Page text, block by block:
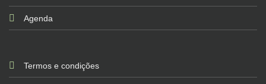
Agenda
Termos e condições